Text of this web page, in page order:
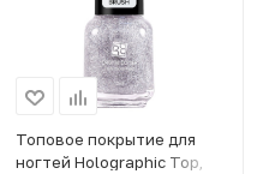
Топовое покрытие для
ногтей Holographic Top,